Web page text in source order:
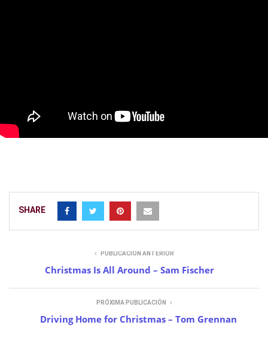
SHARE
PUBLICACIÓN ANTERIOR
Christmas Is All Around – Sam Fischer
PRÓXIMA PUBLICACIÓN
Driving Home for Christmas – Tom Grennan